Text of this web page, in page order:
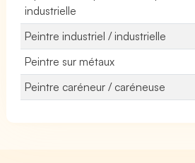
industrielle
Peintre industriel / industrielle
Peintre sur métaux
Peintre caréneur / caréneuse